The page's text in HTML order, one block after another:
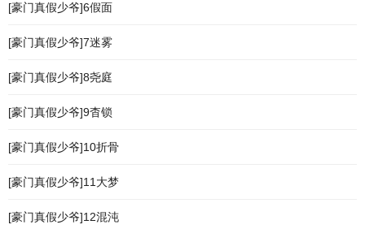
[豪门真假少爷]6假面
[豪门真假少爷]7迷雾
[豪门真假少爷]8尧庭
[豪门真假少爷]9杳锁
[豪门真假少爷]10折骨
[豪门真假少爷]11大梦
[豪门真假少爷]12混沌